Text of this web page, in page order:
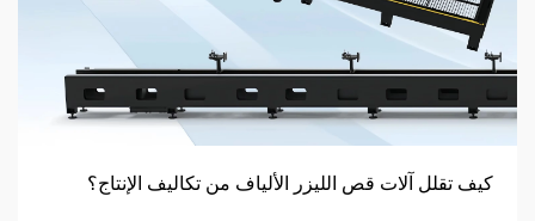
كيف تقلل آلات قص الليزر الألياف من تكاليف الإنتاج؟